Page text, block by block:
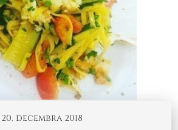
20. decembra 2018